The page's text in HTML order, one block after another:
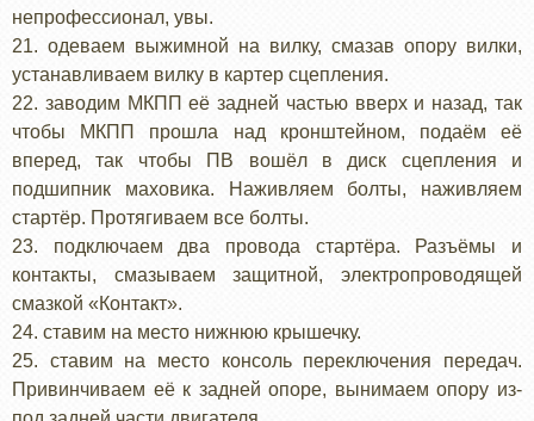
непрофессионал, увы.
21. одеваем выжимной на вилку, смазав опору вилки,
устанавливаем вилку в картер сцепления.
22. заводим МКПП её задней частью вверх и назад, так
чтобы МКПП прошла над кронштейном, подаём её
вперед, так чтобы ПВ вошёл в диск сцепления и
подшипник маховика. Наживляем болты, наживляем
стартёр. Протягиваем все болты.
23. подключаем два провода стартёра. Разъёмы и
контакты, смазываем защитной, электропроводящей
смазкой «Контакт».
24. ставим на место нижнюю крышечку.
25. ставим на место консоль переключения передач.
Привинчиваем её к задней опоре, вынимаем опору из-